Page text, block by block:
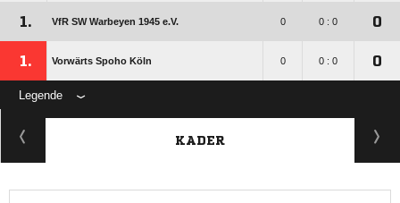
1. VfR SW Warbeyen 1945 e.V. 0 0 : 0 0
1. Vorwärts Spoho Köln 0 0 : 0 0
Legende
KADER